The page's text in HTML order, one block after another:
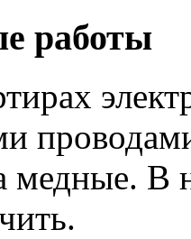
работы
медные. В